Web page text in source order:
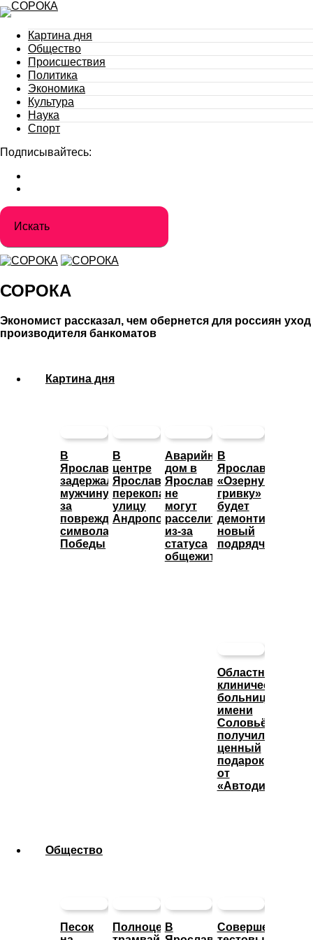
Картина дня
Общество
Происшествия
Политика
Экономика
Культура
Наука
Спорт
Подписывайтесь:
СОРОКА
Экономист рассказал, чем обернется для россиян уход
производителя банкоматов
Картина дня
В
Ярославле
задержали
мужчину
за
повреждение
символа
Победы
В
центре
Ярославля
перекопали
улицу
Андропова
Аварийный
дом в
Ярославле
не
могут
расселить
из-за
статуса
общежития
В
Ярославле
«Озерную
гривку»
будет
демонтировать
новый
подрядчик
Областная
клиническая
больница
имени
Соловьёва
получила
ценный
подарок
от
«Автодизеля»
Общество
Песок
Полноценное
В
Совершен